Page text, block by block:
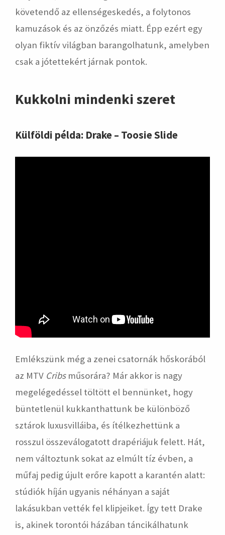
követendő az ellenségeskedés, a folytonos
kamuzások és az önzőzés miatt. Épp ezért egy
olyan fiktív világban barangolhatunk, amelyben
csak a jótettekért járnak pontok.
Kukkolni mindenki szeret
Külföldi példa: Drake – Toosie Slide
Emlékszünk még a zenei csatornák hőskorából
az MTV Cribsműsorára? Már akkor is nagy
megelégedéssel töltött el bennünket, hogy
büntetlenül kukkanthattunk be különböző
sztárok luxusvilláiba, és ítélkezhettünk a
rosszul összeválogatott drapériájuk felett. Hát,
nem változtunk sokat az elmúlt tíz évben, a
műfaj pedig újult erőre kapott a karantén alatt:
stúdiók híján ugyanis néhányan a saját
lakásukban vették fel klipjeiket. Így tett Drake
is, akinek torontói házában táncikálhatunk